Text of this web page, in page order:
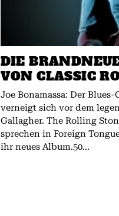
DIE
VON CLASSIC
Joe Bonamassa: Der
verneigt sich vor dem
Gallagher. The Rolling Stones: Die Legenden
sprechen in Foreign
ihr neues Album.50...